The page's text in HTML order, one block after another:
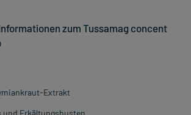
zum Tussamag concent
Extrakt
Erkältungshusten